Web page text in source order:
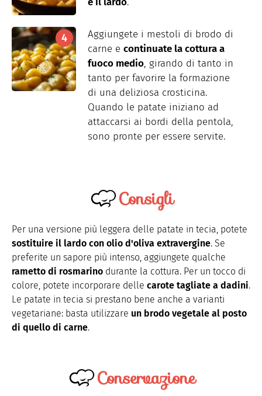
Aggiungete i mestoli di brodo di
carne e continuate la cottura a
fuoco medio, girando di tanto in
tanto per favorire la formazione
di una deliziosa crosticina.
Quando le patate iniziano ad
attaccarsi ai bordi della pentola,
sono pronte per essere servite.
Consigli
Per una versione più leggera delle patate in tecia, potete
sostituire il lardo con olio d'oliva extravergine. Se
preferite un sapore più intenso, aggiungete qualche
rametto di rosmarino durante la cottura. Per un tocco di
colore, potete incorporare delle carote tagliate a dadini.
Le patate in tecia si prestano bene anche a varianti
vegetariane: basta utilizzare un brodo vegetale al posto
di quello di carne.
Conservazione